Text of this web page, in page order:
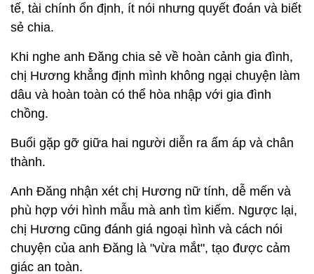
tế, tài chính ổn định, ít nói nhưng quyết đoán và biết
sẻ chia.
Khi nghe anh Đăng chia sẻ về hoàn cảnh gia đình,
chị Hương khẳng định mình không ngại chuyện làm
dâu và hoàn toàn có thể hòa nhập với gia đình
chồng.
Buổi gặp gỡ giữa hai người diễn ra ấm áp và chân
thành.
Anh Đăng nhận xét chị Hương nữ tính, dễ mến và
phù hợp với hình mẫu mà anh tìm kiếm. Ngược lại,
chị Hương cũng đánh giá ngoại hình và cách nói
chuyện của anh Đăng là "vừa mắt", tạo được cảm
giác an toàn.